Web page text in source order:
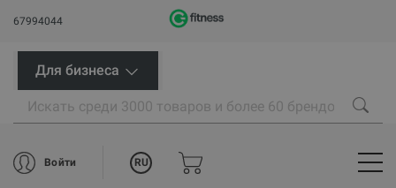
67994044
Для бизнеса
Войти RU